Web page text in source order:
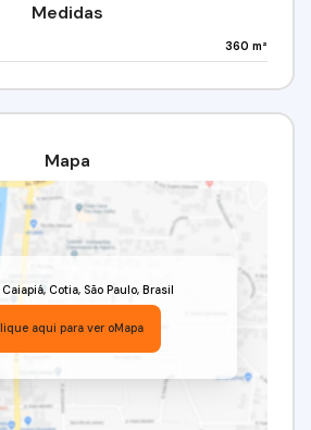
Medidas
360 m²
Mapa
, Cotia, São Paulo, Brasil
aqui para ver oMapa